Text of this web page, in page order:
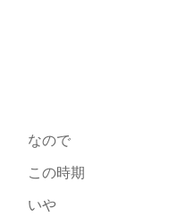
なので
この時期
いや